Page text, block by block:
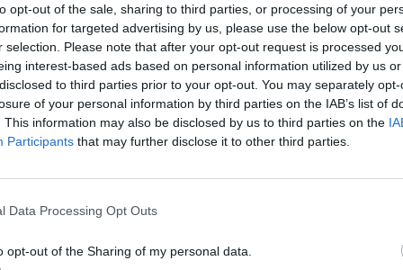
opt-out of the sale, sharing to third parties, or processing of your
for targeted advertising by us, please use the below opt-out
selection. Please note that after your opt-out request is processed
interest-based ads based on personal information utilized by us
to third parties prior to your opt-out. You may separately
of your personal information by third parties on the IAB’s list of
This information may also be disclosed by us to third parties on the
Participants that may further disclose it to other third parties.
Data Processing Opt Outs
opt-out of the Sharing of my personal data.
Πέτρος Πολυχρονίδης είπε έκπληκτος:
Αλήθεια; Δεν χωράει χριστιανέ μου.
ταχύτητα» απάντησε ο παίκτης αλλά